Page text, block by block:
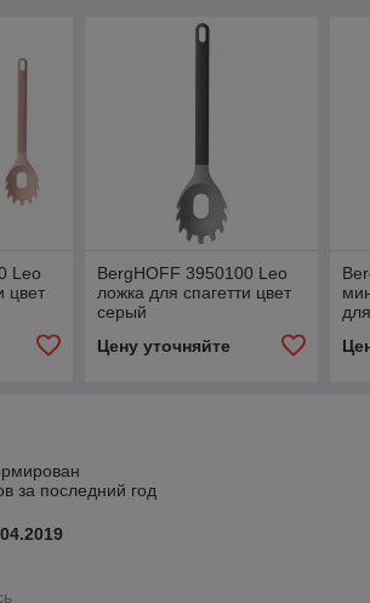
Leo
цвет
BergHOFF 3950100 Leo
ложка для спагетти цвет
серый
Цену уточняйте
за последний год